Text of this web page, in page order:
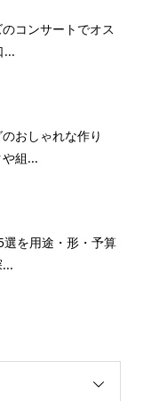
のコンサートでオス
...
おしゃれな作り
組...
を用途・形・予算